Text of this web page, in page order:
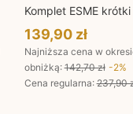
Komplet ESME krótki
139,90 zł
Najniższa cena w
obniżką: 142,70 zł -2%
Cena regularna:237,90